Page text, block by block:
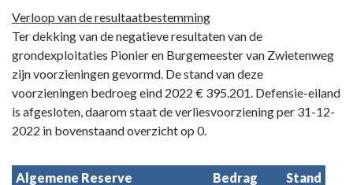
Terug
naar
navigatie
Paragraaf
Grondbeleid
Resultaatbestemming
Verloop van de resultaatbestemming
Ter dekking van de negatieve resultaten van de
grondexploitaties Pionier en Burgemeester van Zwietenweg
zijn voorzieningen gevormd. De stand van deze
voorzieningen bedroeg eind 2022 € 395.201. Defensie-eiland
is afgesloten, daarom staat de verliesvoorziening per 31-12-
2022 in bovenstaand overzicht op 0.
Algemene Reserve Bedrag Stand